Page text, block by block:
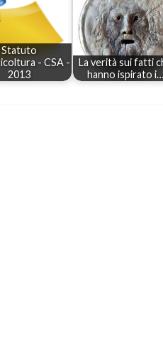
Statuto
- CSA -
2013
La verità sui fatti
hanno ispirato i…